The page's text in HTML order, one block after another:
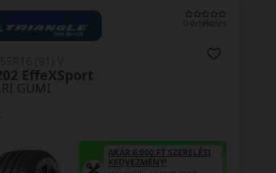
0 értékelés
GUMI